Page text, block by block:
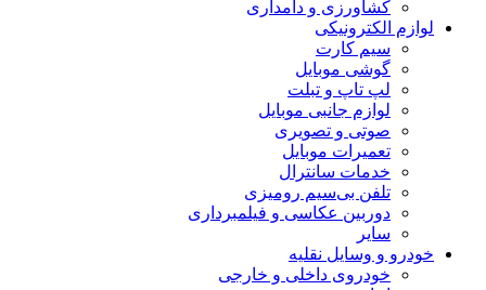
کشاورزی و دامداری
لوازم الکترونیکی
سیم کارت
گوشی موبایل
لپ تاپ و تبلت
لوازم جانبی موبایل
صوتی و تصویری
تعمیرات موبایل
خدمات سانترال
تلفن بی‌سیم رومیزی
دوربین عکاسی و فیلمبرداری
سایر
خودرو و وسایل نقلیه
خودروی داخلی و خارجی